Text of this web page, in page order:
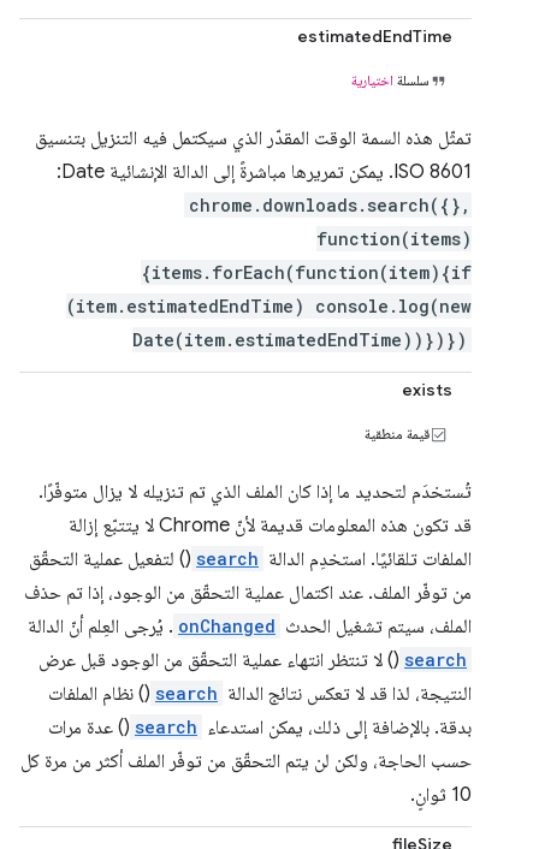
estimatedEndTime
سلسلة اختيارية
تمثّل هذه السمة الوقت المقدّر الذي سيكتمل فيه التنزيل بتنسيق
ISO 8601. يمكن تمريرها مباشرةً إلى الدالة الإنشائية Date:
chrome.downloads.search({},
function(items)
{items.forEach(function(item){if
(item.estimatedEndTime) console.log(new
Date(item.estimatedEndTime))})})
exists
قيمة منطقية
تُستخدَم لتحديد ما إذا كان الملف الذي تم تنزيله لا يزال متوفّرًا.
قد تكون هذه المعلومات قديمة لأنّ Chrome لا يتتبّع إزالة
الملفات تلقائيًا. استخدِم الدالة search () لتفعيل عملية التحقّق
من توفّر الملف. عند اكتمال عملية التحقّق من الوجود، إذا تم حذف
الملف، سيتم تشغيل الحدث onChanged . يُرجى العِلم أنّ الدالة
search () لا تنتظر انتهاء عملية التحقّق من الوجود قبل عرض
النتيجة، لذا قد لا تعكس نتائج الدالة search () نظام الملفات
بدقة. بالإضافة إلى ذلك، يمكن استدعاء search () عدة مرات
حسب الحاجة، ولكن لن يتم التحقّق من توفّر الملف أكثر من مرة كل
10 ثوانٍ.
fileSize